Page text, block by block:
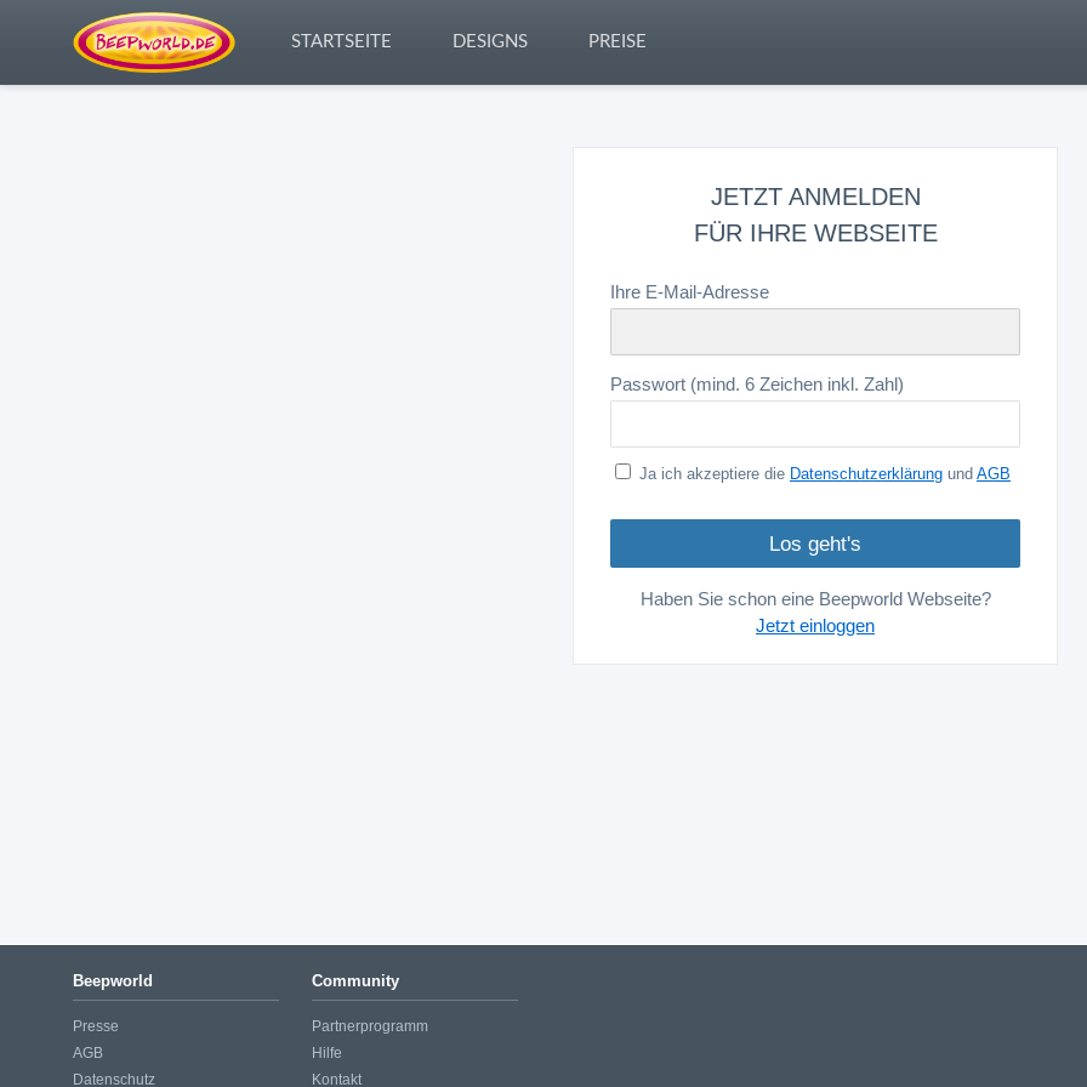
STARTSEITE DESIGNS PREISE
JETZT ANMELDEN
FÜR IHRE WEBSEITE
Ihre E-Mail-Adresse
Passwort (mind. 6 Zeichen inkl. Zahl)
Ja ich akzeptiere die Datenschutzerklärung und AGB
Haben Sie schon eine Beepworld Webseite?
Jetzt einloggen
Beepworld
Presse
AGB
Datenschutz
Community
Partnerprogramm
Hilfe
Kontakt